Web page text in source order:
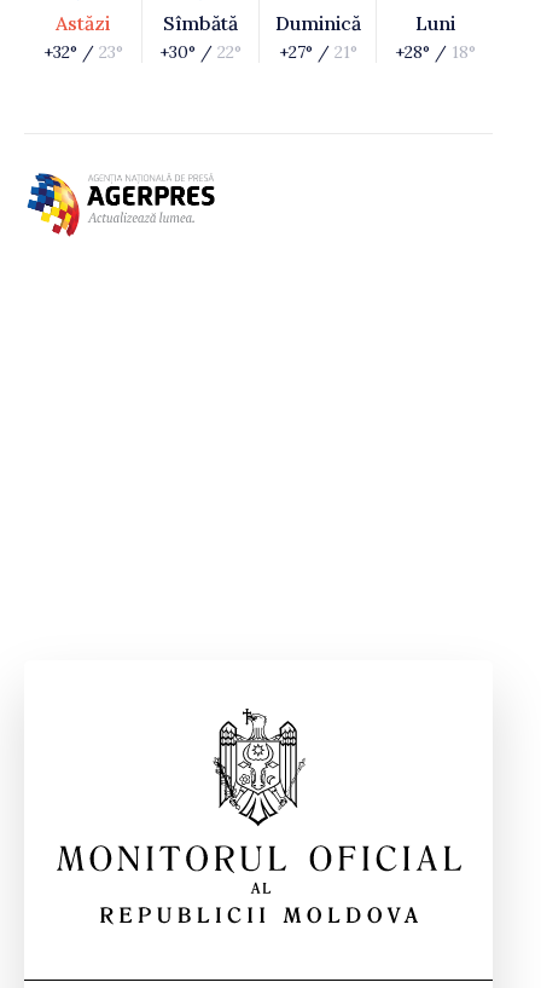
Astăzi
+32° / 23°
Sîmbătă
+30° / 22°
Duminică
+27° / 21°
Luni
+28° / 18°